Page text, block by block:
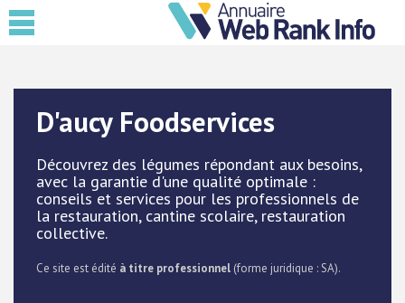
D'aucy Foodservices
Découvrez des légumes répondant aux besoins,
avec la garantie d'une qualité optimale :
conseils et services pour les professionnels de
la restauration, cantine scolaire, restauration
collective.
Ce site est édité à titre professionnel (forme juridique : SA).